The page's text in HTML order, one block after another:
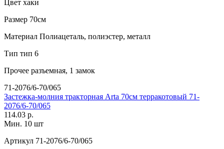
Цвет хаки
Размер 70см
Материал Полиацеталь, полиэстер, металл
Тип тип 6
Прочее разъемная, 1 замок
71-2076/6-70/065
Застежка-молния тракторная Arta 70см терракотовый 71-
2076/6-70/065
114.03 р.
Мин. 10 шт
Артикул 71-2076/6-70/065